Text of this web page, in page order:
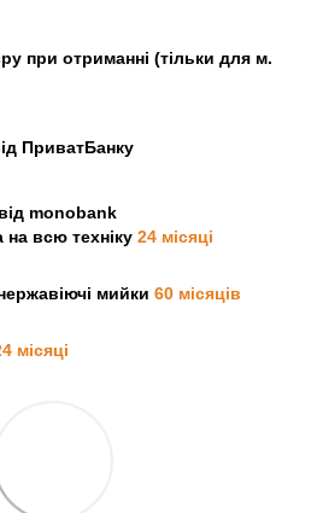
при отриманні (тільки для м.
ПриватБанку
monobank
на всю техніку 24 місяці
мийки 60 місяців
місяці